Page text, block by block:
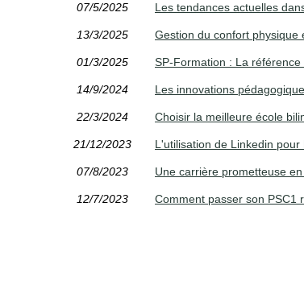
07/5/2025 Les tendances actuelles
13/3/2025 Gestion du confort physique
01/3/2025 SP-Formation : La
14/9/2024 Les innovations
22/3/2024 Choisir la meilleure école
21/12/2023 L'utilisation de Linkedin
07/8/2023 Une carrière prometteuse
12/7/2023 Comment passer son PSC1